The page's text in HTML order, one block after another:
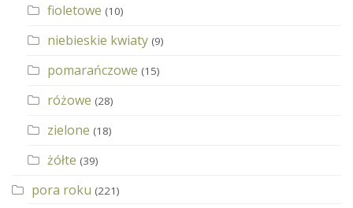
fioletowe (10)
niebieskie kwiaty (9)
pomarańczowe (15)
różowe (28)
zielone (18)
żółte (39)
pora roku (221)